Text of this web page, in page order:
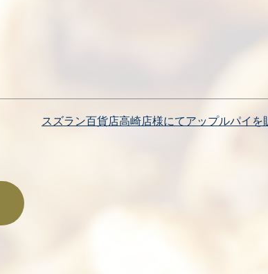
スズラン百貨店高崎店様にてアップルパイを